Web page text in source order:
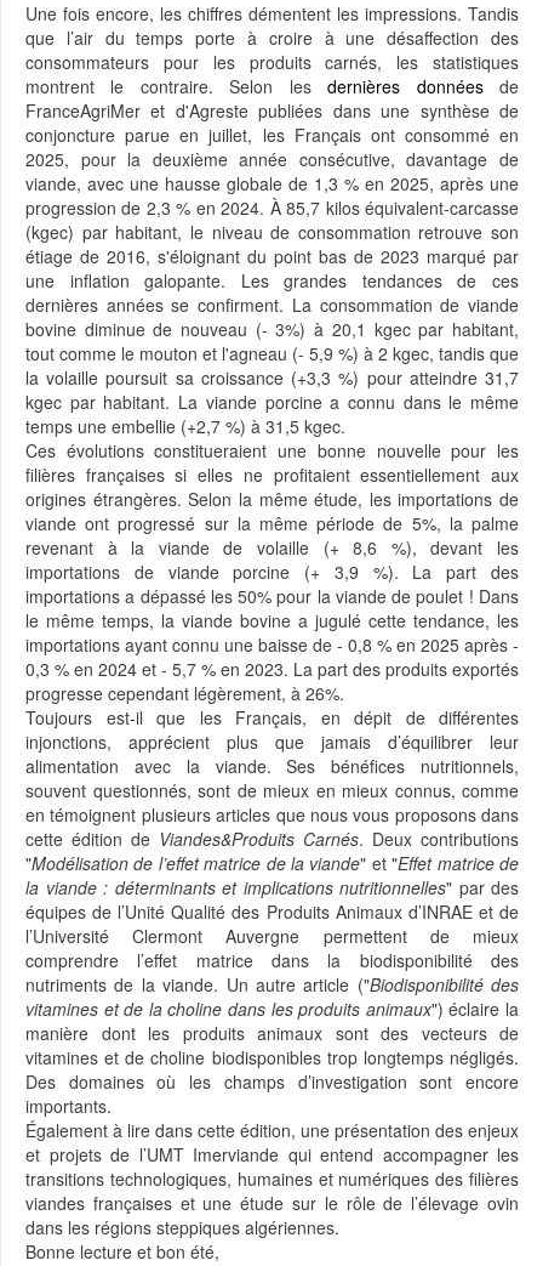
Une fois encore, les chiffres démentent les impressions. Tandis
que l’air du temps porte à croire à une désaffection des
consommateurs pour les produits carnés, les statistiques
montrent le contraire. Selon lesdernières donnéesde
FranceAgriMer et d'Agreste publiées dans une synthèse de
conjoncture parue en juillet, les Français ont consommé en
2025, pour la deuxième année consécutive, davantage de
viande, avec une hausse globale de 1,3 % en 2025, après une
progression de 2,3 % en 2024. À 85,7 kilos équivalent-carcasse
(kgec) par habitant, le niveau de consommation retrouve son
étiage de 2016, s'éloignant du point bas de 2023 marqué par
une inflation galopante. Les grandes tendances de ces
dernières années se confirment. La consommation de viande
bovine diminue de nouveau (- 3%) à 20,1 kgec par habitant,
tout comme le mouton et l'agneau (- 5,9 %) à 2 kgec, tandis que
la volaille poursuit sa croissance (+3,3 %) pour atteindre 31,7
kgec par habitant. La viande porcine a connu dans le même
temps une embellie (+2,7 %) à 31,5 kgec.
Ces évolutions constitueraient une bonne nouvelle pour les
filières françaises si elles ne profitaient essentiellement aux
origines étrangères. Selon la même étude, les importations de
viande ont progressé sur la même période de 5%, la palme
revenant à la viande de volaille (+ 8,6 %), devant les
importations de viande porcine (+ 3,9 %). La part des
importations a dépassé les 50% pour la viande de poulet ! Dans
le même temps, la viande bovine a jugulé cette tendance, les
importations ayant connu une baisse de - 0,8 % en 2025 après -
0,3 % en 2024 et - 5,7 % en 2023. La part des produits exportés
progresse cependant légèrement, à 26%.
Toujours est-il que les Français, en dépit de différentes
injonctions, apprécient plus que jamais d’équilibrer leur
alimentation avec la viande. Ses bénéfices nutritionnels,
souvent questionnés, sont de mieux en mieux connus, comme
en témoignent plusieurs articles que nous vous proposons dans
cette édition de Viandes&Produits Carnés. Deux contributions
"Modélisation de l’effet matrice de la viande" et "Effet matrice de
la viande : déterminants et implications nutritionnelles" par des
équipes de l’Unité Qualité des Produits Animaux d’INRAE et de
l’Université Clermont Auvergne permettent de mieux
comprendre l’effet matrice dans la biodisponibilité des
nutriments de la viande. Un autre article ("Biodisponibilité des
vitamines et de la choline dans les produits animaux") éclaire la
manière dont les produits animaux sont des vecteurs de
vitamines et de choline biodisponibles trop longtemps négligés.
Des domaines où les champs d’investigation sont encore
importants.
Également à lire dans cette édition, une présentation des enjeux
et projets de l’UMT Imerviande qui entend accompagner les
transitions technologiques, humaines et numériques des filières
viandes françaises et une étude sur le rôle de l’élevage ovin
dans les régions steppiques algériennes.
Bonne lecture et bon été,